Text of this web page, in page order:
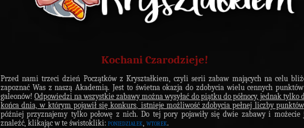
Kochani Czarodzieje!
Przed nami trzeci dzień Początków z Kryształkiem, czyli serii zabaw mających na celu
zapoznać Was z naszą Akademią. Jest to świetna okazja do zdobycia wielu cennych
galeonów!Odpowiedzi na wszystkie zabawy można wysyłać do piątku do północy, jednak tylko
końca dnia, w którym pojawił się konkurs, istnieje możliwość zdobycia pełnej liczby punktów
później przyznajemy tylko połowę z nich. Do tej pory pojawiły się dwie zabawy i możecie
znaleźć, klikając w te świstokliki: poniedziałek, wtorek.